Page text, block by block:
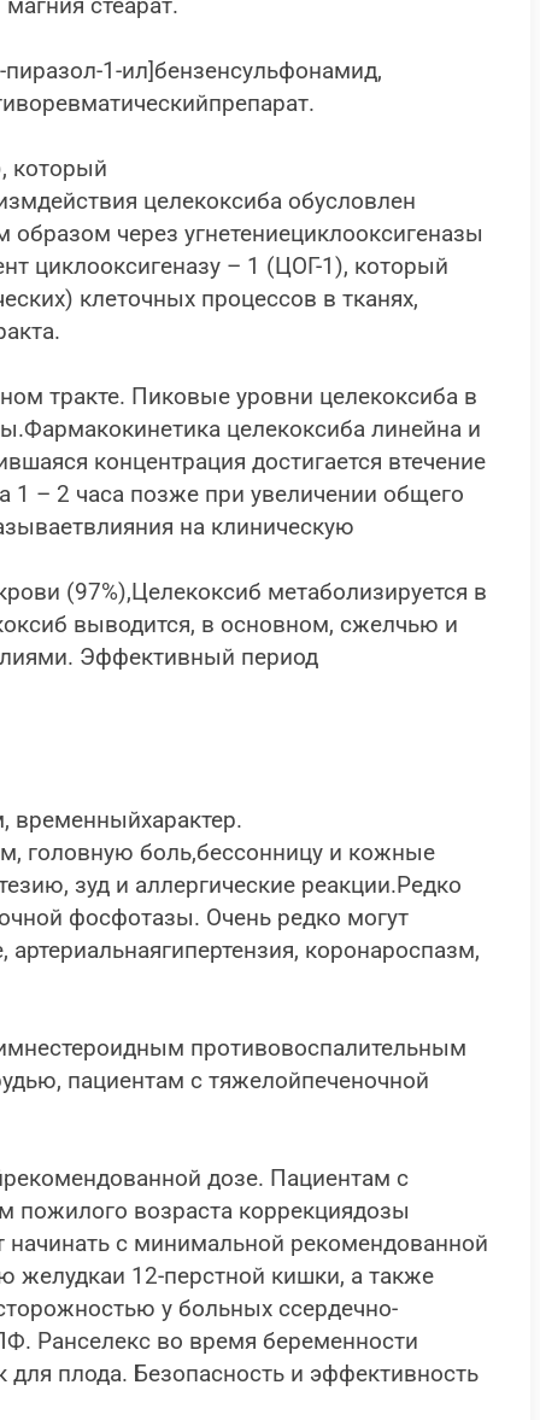
стеарат.
1-ил]бензенсульфонамид,
который
целекоксиба обусловлен
через угнетениециклооксигеназы
циклооксигеназу – 1 (ЦОГ-1), который
клеточных процессов в тканях,
тракте. Пиковые уровни целекоксиба в
целекоксиба линейна и
концентрация достигается втечение
– 2 часа позже при увеличении общего
на клиническую
(97%),Целекоксиб метаболизируется в
выводится, в основном, сжелчью и
Эффективный период
временныйхарактер.
головную боль,бессонницу и кожные
зуд и аллергические реакции.Редко
фосфотазы. Очень редко могут
коронароспазм,
противовоспалительным
пациентам с тяжелойпеченочной
дозе. Пациентам с
пожилого возраста коррекциядозы
начинать с минимальной рекомендованной
желудкаи 12-перстной кишки, а также
у больных ссердечно-
Ранселекс во время беременности
для плода. Безопасность и эффективность